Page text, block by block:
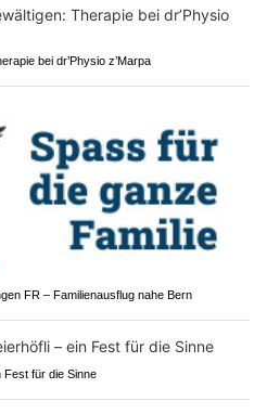
bei dr’Physio z’Marpa
FR – Familienausflug nahe Bern
Fest für die Sinne